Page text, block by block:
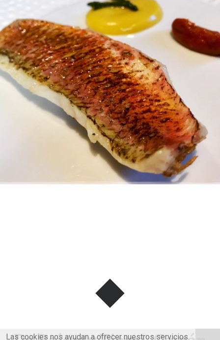
Las cookies nos ayudan a ofrecer nuestros servicios.